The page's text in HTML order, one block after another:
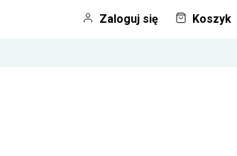
Zaloguj się Koszyk